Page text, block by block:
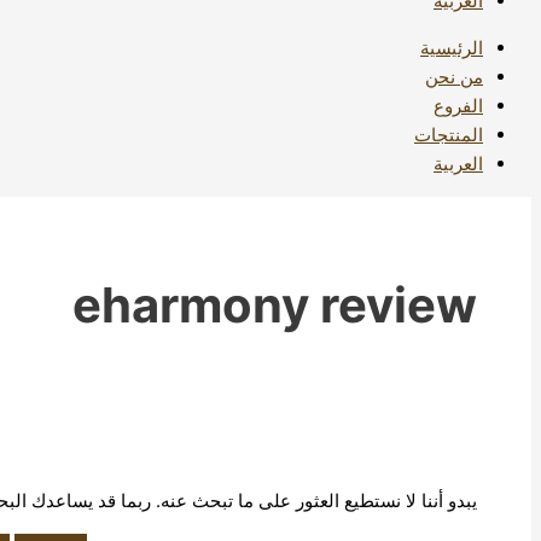
الرئيسية
من نحن
الفروع
المنتجات
العربية
eharmony review
يبدو أننا لا نستطيع العثور على ما تبحث عنه. ربما قد يساعدك